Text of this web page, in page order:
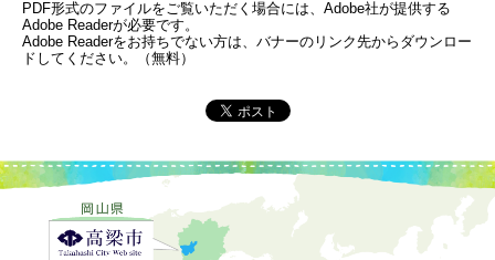
PDF形式のファイルをご覧いただく場合には、Adobe社が提供する
Adobe Readerが必要です。
Adobe Readerをお持ちでない方は、バナーのリンク先からダウンロー
ドしてください。（無料）